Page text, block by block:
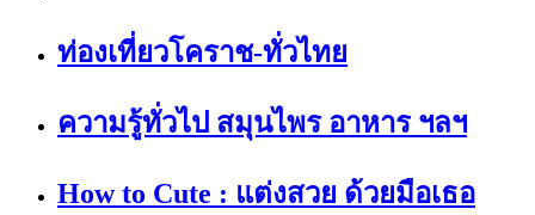
ท่องเที่ยวโคราช-ทั่วไทย
ความรู้ทั่วไป สมุนไพร อาหาร ฯลฯ
How to Cute : แต่งสวย ด้วยมือเธอ